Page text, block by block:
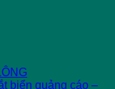
biển quảng cáo –